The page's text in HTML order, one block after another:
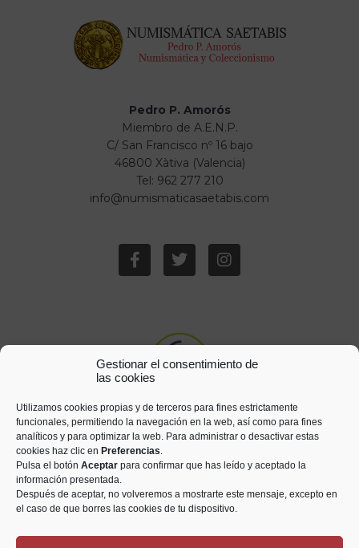
Gestionar el consentimiento de
las cookies
Utilizamos cookies propias y de terceros para fines estrictamente
funcionales, permitiendo la navegación en la web, así como para fines
analíticos y para optimizar la web. Para administrar o desactivar estas
cookies haz clic en Preferencias.
Pulsa el botón Aceptar para confirmar que has leído y aceptado la
información presentada.
Después de aceptar, no volveremos a mostrarte este mensaje, excepto en
el caso de que borres las cookies de tu dispositivo.
Pedro P. Amorós
Miembro de A.E.N.P.
C/ San Francisco nº 16 bajo
46800 Xàtiva (Valencia)
Tel: 962 277 210
info@numismaticasaetabis.com